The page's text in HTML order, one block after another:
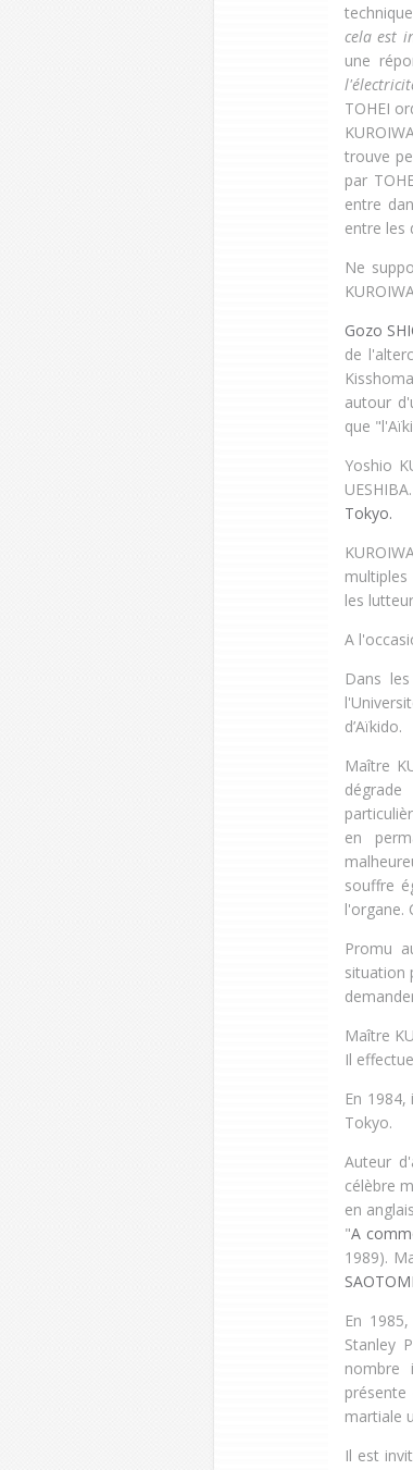
cela est
une
TOHEI
trouve
par
entre
entre les
Ne
Gozo
de
autour
que
Yoshio
Tokyo.
les
A
Dans
d’Aïkido.
Maître
en
souffre
l'organe.
Promu
situation
Maître
Il
En
Tokyo.
Auteur
célèbre
en
"A
1989).
En
Stanley
nombre
martiale
Il est